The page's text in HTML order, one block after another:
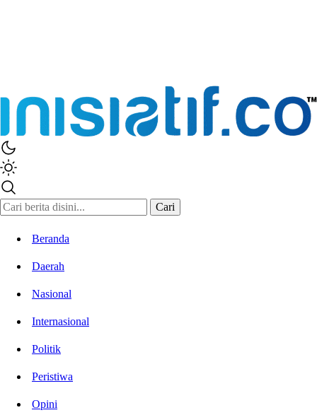
Cari
Beranda
Daerah
Nasional
Internasional
Politik
Peristiwa
Opini